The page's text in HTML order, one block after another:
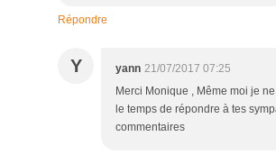
Répondre
Y yann 21/07/2017 07:25
Merci Monique , Même moi je
le temps de répondre à tes
commentaires